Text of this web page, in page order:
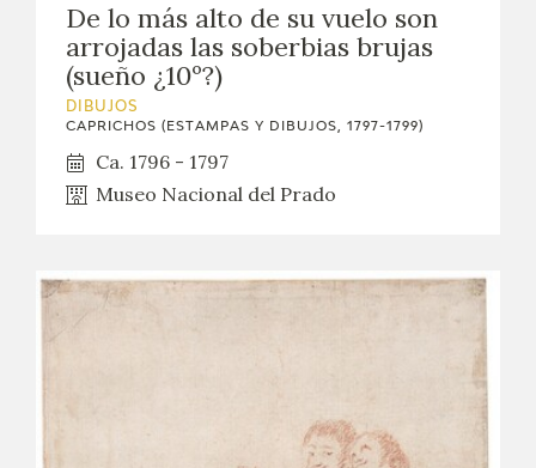
De lo más alto de su vuelo son
arrojadas las soberbias brujas
(sueño ¿10º?)
DIBUJOS
CAPRICHOS (ESTAMPAS Y DIBUJOS, 1797-1799)
Ca. 1796 - 1797
Museo Nacional del Prado